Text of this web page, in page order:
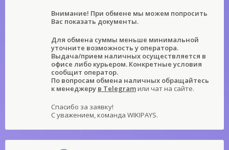
Внимание! При обмене мы можем попросить
Вас показать документы.
Для обмена суммы меньше минимальной
уточните возможность у оператора.
Выдача/прием наличных осуществляется в
офисе либо курьером. Конкретные условия
сообщит оператор.
По вопросам обмена наличных обращайтесь
к менеджеру в Telegram или чат на сайте.
Спасибо за заявку!
С уважением, команда WIKIPAYS.